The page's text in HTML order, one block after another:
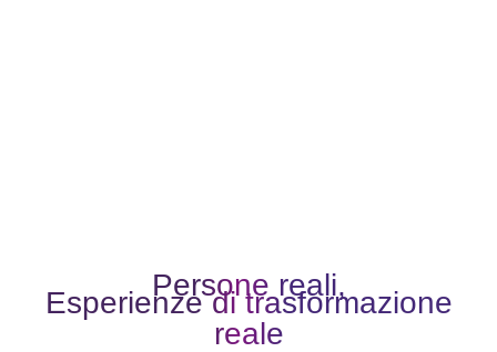
Persone reali,
Esperienze di trasformazione
reale